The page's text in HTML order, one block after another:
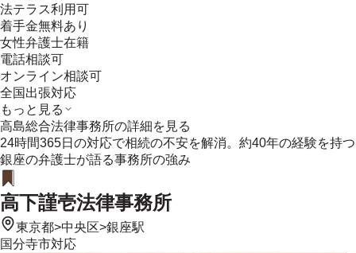
法テラス利用可
着手金無料あり
女性弁護士在籍
電話相談可
オンライン相談可
全国出張対応
もっと見る
高島総合法律事務所の詳細を見る
24時間365日の対応で相続の不安を解消。約40年の経験を持つ
銀座の弁護士が語る事務所の強み
高下謹壱法律事務所
東京都>中央区>銀座駅
国分寺市対応